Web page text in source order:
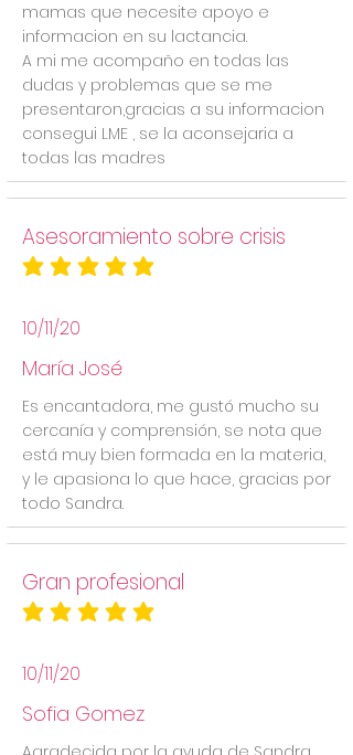
mamas que necesite apoyo e
informacion en su lactancia.
A mi me acompaño en todas las
dudas y problemas que se me
presentaron,gracias a su informacion
consegui LME , se la aconsejaria a
todas las madres
Asesoramiento sobre crisis
la calificación promedio es 5 de 5
10/11/20
María José
Es encantadora, me gustó mucho su
cercanía y comprensión, se nota que
está muy bien formada en la materia,
y le apasiona lo que hace, gracias por
todo Sandra.
Gran profesional
la calificación promedio es 5 de 5
10/11/20
Sofia Gomez